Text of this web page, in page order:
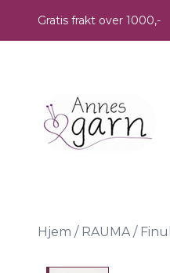
Gratis frakt over 1000,-
Hjem / RAUMA / Finull